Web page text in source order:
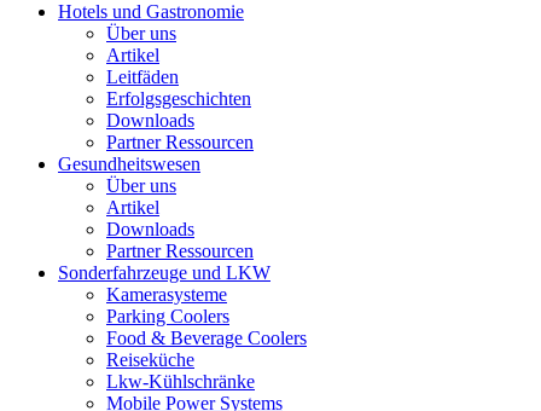
Hotels und Gastronomie
Über uns
Artikel
Leitfäden
Erfolgsgeschichten
Downloads
Partner Ressourcen
Gesundheitswesen
Über uns
Artikel
Downloads
Partner Ressourcen
Sonderfahrzeuge und LKW
Kamerasysteme
Parking Coolers
Food & Beverage Coolers
Reiseküche
Lkw-Kühlschränke
Mobile Power Systems